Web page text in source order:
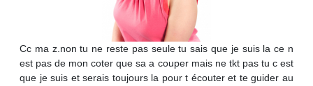
Cc ma z.non tu ne reste pas seule tu sais que je suis la ce n
est pas de mon coter que sa a couper mais ne tkt pas tu c est
que je suis et serais toujours la pour t écouter et te guider au